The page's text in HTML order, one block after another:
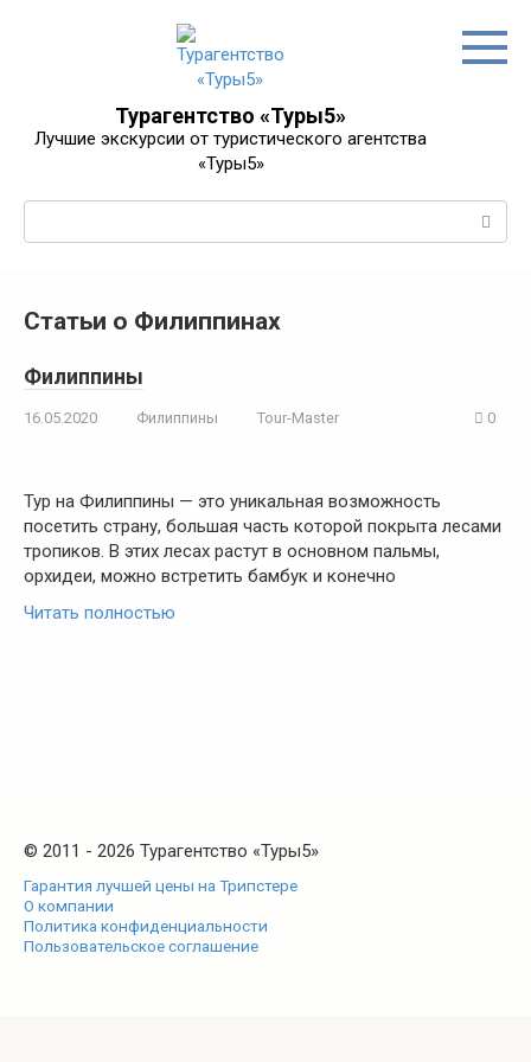
Турагентство «Туры5»
Лучшие экскурсии от туристического агентства
«Туры5»
Статьи о Филиппинах
Филиппины
16.05.2020 Филиппины Tour-Master 0
Тур на Филиппины — это уникальная возможность
посетить страну, большая часть которой покрыта лесами
тропиков. В этих лесах растут в основном пальмы,
орхидеи, можно встретить бамбук и конечно
Читать полностью
© 2011 - 2026 Турагентство «Туры5»
Гарантия лучшей цены на Трипстере
О компании
Политика конфиденциальности
Пользовательское соглашение